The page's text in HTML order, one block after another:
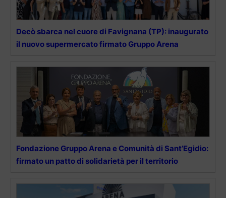
Decò sbarca nel cuore di Favignana (TP): inaugurato
il nuovo supermercato firmato Gruppo Arena
Fondazione Gruppo Arena e Comunità di Sant’Egidio:
firmato un patto di solidarietà per il territorio